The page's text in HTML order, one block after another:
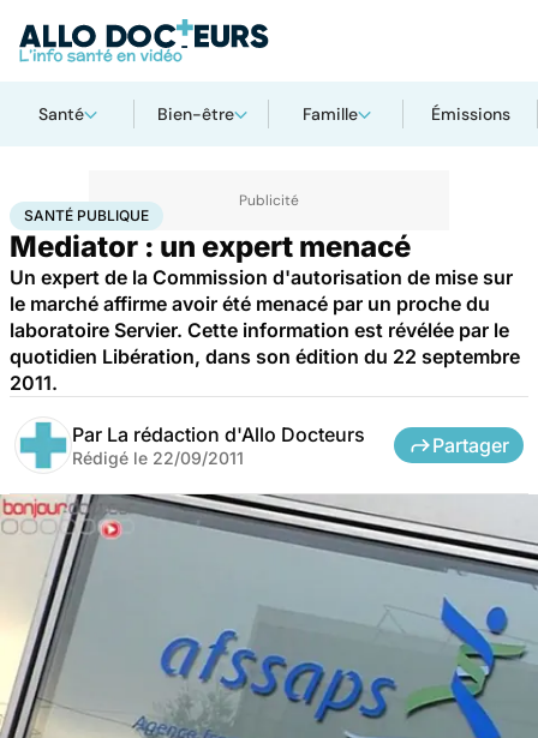
Santé Bien-être Famille Émissions
AccueilSantéSociétéSanté publique
SANTÉ PUBLIQUE
Mediator : un expert menacé
Un expert de la Commission d'autorisation de mise sur
le marché affirme avoir été menacé par un proche du
laboratoire Servier. Cette information est révélée par le
quotidien Libération, dans son édition du 22 septembre
2011.
Par La rédaction d'Allo Docteurs
Rédigé le 22/09/2011
Partager